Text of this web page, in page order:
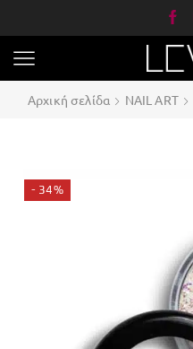
Αρχική σελίδα NAIL ART
- 34%